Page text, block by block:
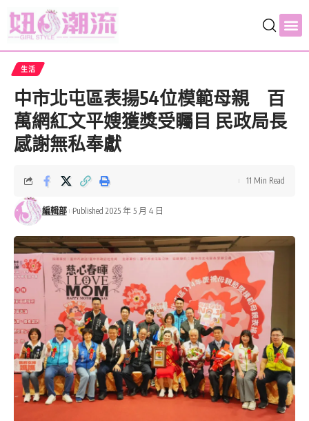
生活
中市北屯區表揚54位模範母親 百
萬網紅文平嫂獲獎受矚目 民政局長
感謝無私奉獻
編輯部 Published 2025 年 5 月 4 日
11 Min Read